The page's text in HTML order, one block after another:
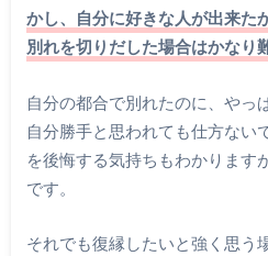
かし、自分に好きな人が出来た
別れを切りだした場合はかなり
自分の都合で別れたのに、やっ
自分勝手と思われても仕方ない
を後悔する気持ちもわかります
です。
それでも復縁したいと強く思う